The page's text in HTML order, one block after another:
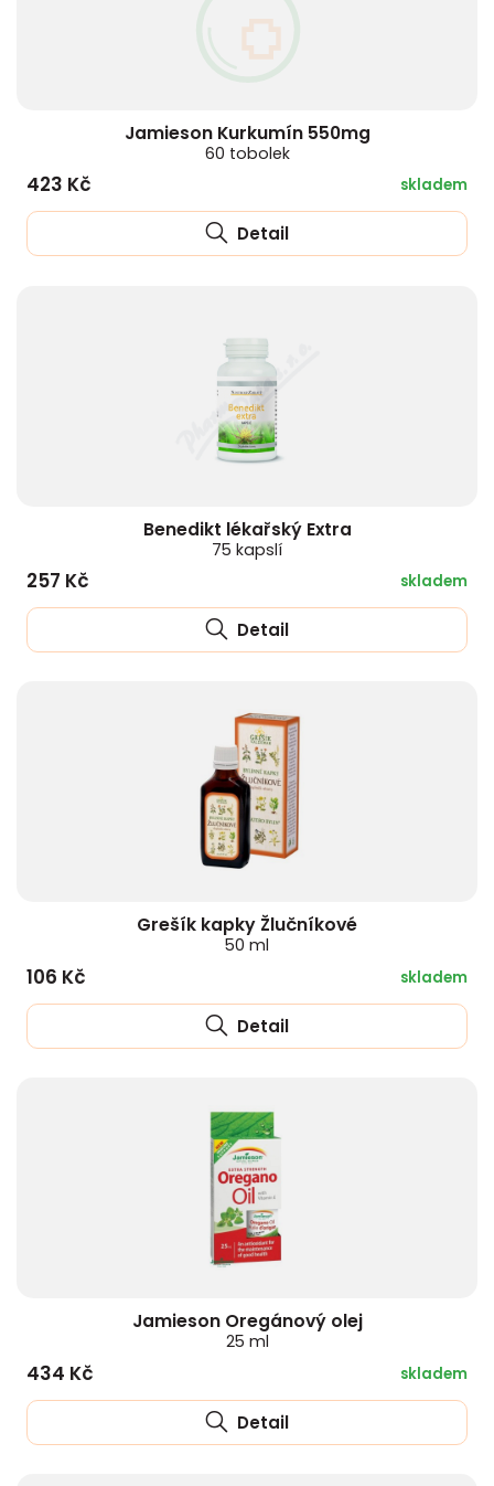
Jamieson Kurkumín 550mg
60 tobolek
423 Kč skladem
Detail
Benedikt lékařský Extra
75 kapslí
257 Kč skladem
Detail
Grešík kapky Žlučníkové
50 ml
106 Kč skladem
Detail
Jamieson Oregánový olej
25 ml
434 Kč skladem
Detail